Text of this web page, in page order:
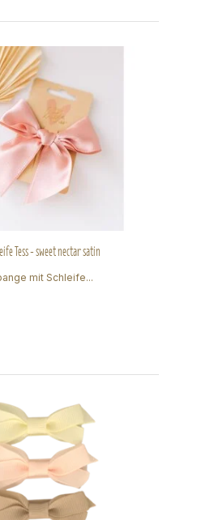
Tess - sweet nectar satin
mit Schleife...